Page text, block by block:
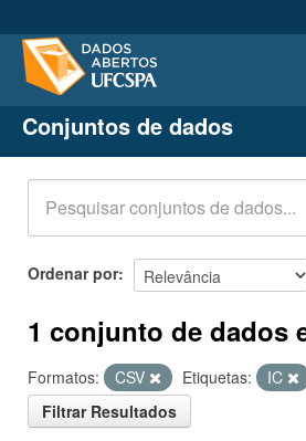
Conjuntos de dados
Organizações
Grupos
Sobre
Conjuntos de dados
Ordenar por
1 conjunto de dados
Formatos: CSV Etiquetas:
IC
Filtrar Resultados